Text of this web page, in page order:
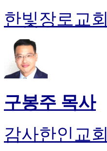
한빛장로교회
구봉주 목사
감사한인교회